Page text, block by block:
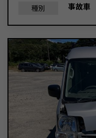
種別 事故車